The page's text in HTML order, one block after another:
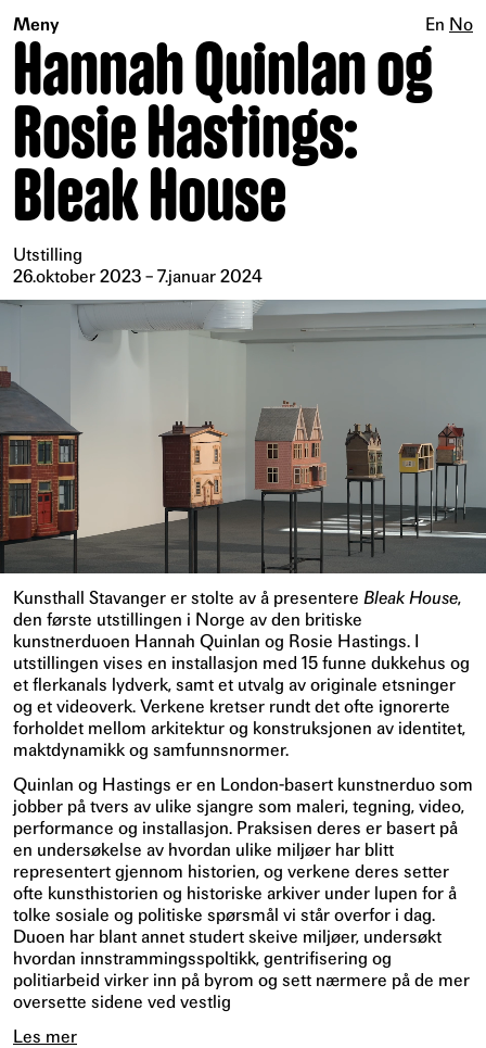
Meny En No
Hannah Quinlan og
Rosie Hastings:
Bleak House
Utstilling
26.oktober 2023 – 7.januar 2024
Kunsthall Stavanger er stolte av å presentere Bleak House,
den første utstillingen i Norge av den britiske
kunstnerduoen Hannah Quinlan og Rosie Hastings. I
utstillingen vises en installasjon med 15 funne dukkehus og
et flerkanals lydverk, samt et utvalg av originale etsninger
og et videoverk. Verkene kretser rundt det ofte ignorerte
forholdet mellom arkitektur og konstruksjonen av identitet,
maktdynamikk og samfunnsnormer.
Quinlan og Hastings er en London-basert kunstnerduo som
jobber på tvers av ulike sjangre som maleri, tegning, video,
performance og installasjon. Praksisen deres er basert på
en undersøkelse av hvordan ulike miljøer har blitt
representert gjennom historien, og verkene deres setter
ofte kunsthistorien og historiske arkiver under lupen for å
tolke sosiale og politiske spørsmål vi står overfor i dag.
Duoen har blant annet studert skeive miljøer, undersøkt
hvordan innstrammingsspoltikk, gentrifisering og
politiarbeid virker inn på byrom og sett nærmere på de mer
oversette sidene ved vestlig
Les mer